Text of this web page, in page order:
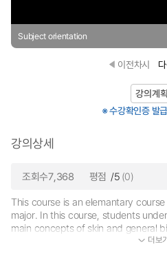
Subject orientation
이전차시
강의계
※ 수강확인증 발
강의상세
조회수7,368 평점 /5 (0)
This course is an elemantary
major. In this course, students
main concepts of skin and general
help students understand various더보